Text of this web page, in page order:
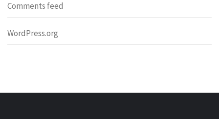
Comments feed
WordPress.org